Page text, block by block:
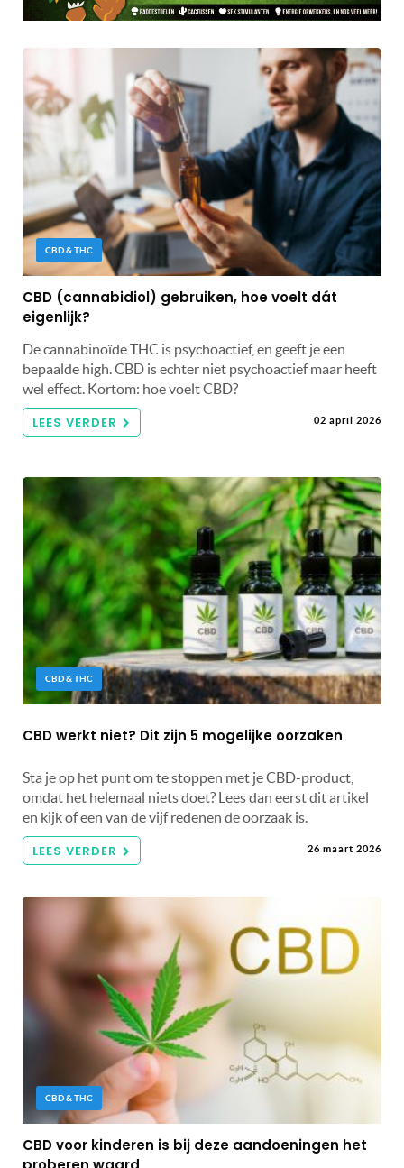
CBD & THC
CBD (cannabidiol) gebruiken, hoe voelt dát
eigenlijk?
De cannabinoïde THC is psychoactief, en geeft je een
bepaalde high. CBD is echter niet psychoactief maar heeft
wel effect. Kortom: hoe voelt CBD?
LEES VERDER 02 april 2026
CBD & THC
CBD werkt niet? Dit zijn 5 mogelijke oorzaken
Sta je op het punt om te stoppen met je CBD-product,
omdat het helemaal niets doet? Lees dan eerst dit artikel
en kijk of een van de vijf redenen de oorzaak is.
LEES VERDER 26 maart 2026
CBD & THC
CBD voor kinderen is bij deze aandoeningen het